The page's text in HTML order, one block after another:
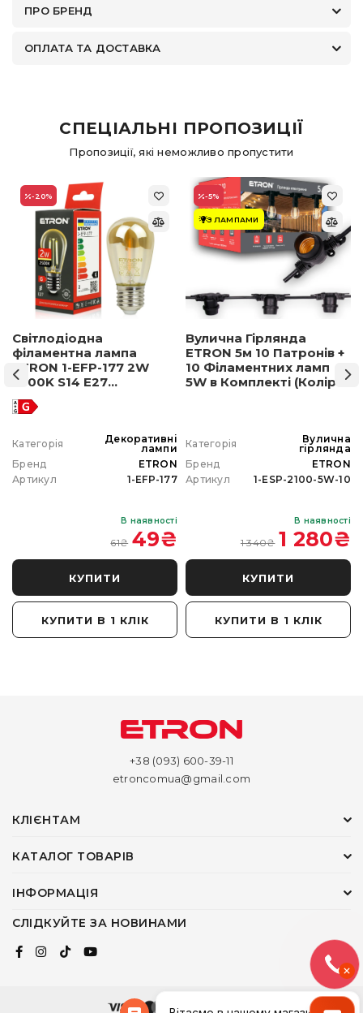
ПРО БРЕНД
ОПЛАТА ТА ДОСТАВКА
СПЕЦІАЛЬНІ ПРОПОЗИЦІЇ
Пропозиції, які неможливо пропустити
-20%
Світлодіодна
філаментна лампа
ETRON 1-EFP-177 2W
2500K S14 E27
позолочене скло
Категорія
Декоративні
лампи
Бренд
ETRON
Артикул
1-EFP-177
В наявності
61₴ 49₴
КУПИТИ
КУПИТИ В 1 КЛІК
-5%
З ЛАМПАМИ
Вулична Гірлянда
ETRON 5м 10 Патронів +
10 Філаментних ламп
5W в Комплекті (Колір
Категорія
Вулична
гірлянда
Бренд
ETRON
Артикул
1-ESP-2100-5W-10
В наявності
1 340₴ 1 280₴
КУПИТИ
КУПИТИ В 1 КЛІК
+38 (093) 600-39-11
etroncomua@gmail.com
КЛІЄНТАМ
КАТАЛОГ ТОВАРІВ
ІНФОРМАЦІЯ
СЛІДКУЙТЕ ЗА НОВИНАМИ